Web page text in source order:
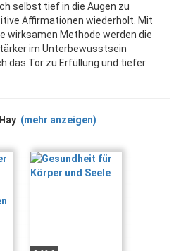
selbst tief in die Augen zu
Affirmationen wiederholt. Mit
wirksamen Methode werden die
im Unterbewusstsein
das Tor zu Erfüllung und tiefer
(mehr anzeigen)